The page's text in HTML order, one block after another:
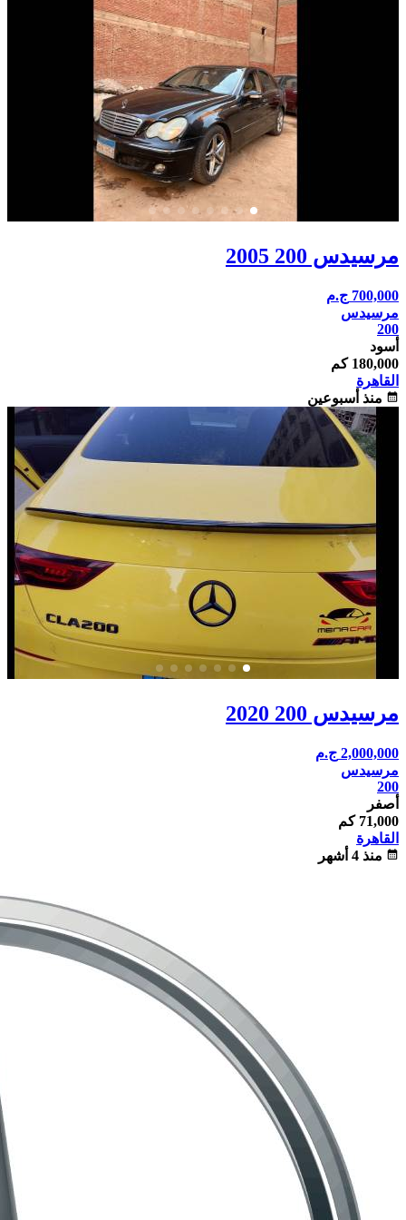
مرسيدس 200 2005
700,000 ج.م
مرسيدس
200
أسود
180,000 كم
القاهرة
calendar_month منذ أسبوعين
مرسيدس 200 2020
2,000,000 ج.م
مرسيدس
200
أصفر
71,000 كم
القاهرة
calendar_month منذ 4 أشهر